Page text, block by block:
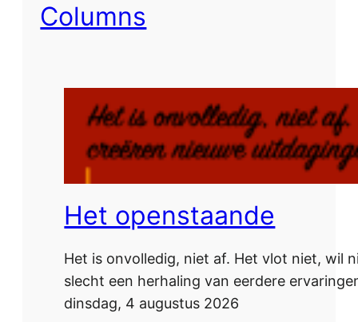
Columns
Het openstaande
Het is onvolledig, niet af. Het vlot niet, wil
slecht een herhaling van eerdere
dinsdag, 4 augustus 2026